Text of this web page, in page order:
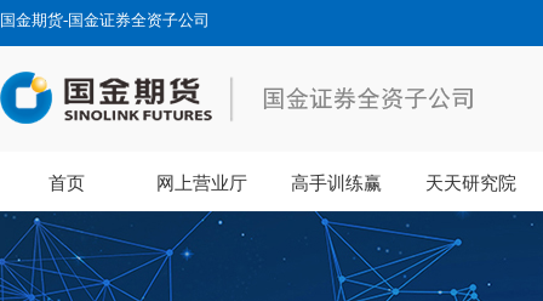
国金期货-国金证券全资子公司
首页 网上营业厅 高手训练赢 天天研究院